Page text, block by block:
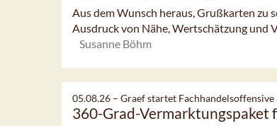
Aus dem Wunsch heraus, Grußkarten zu
Ausdruck von Nähe, Wertschätzung und
Susanne Böhm
05.08.26 – Graef startet Fachhandelsoffensive
360-Grad-Vermarktungspaket